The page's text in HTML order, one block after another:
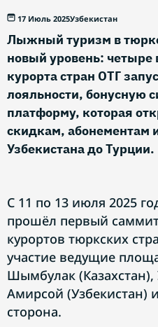
17 Июль 2025Узбекистан
Лыжный туризм в
новый уровень:
курорта стран ОТГ
лояльности, бонусную
платформу, которая
скидкам, абонементам
Узбекистана до Турции.
С 11 по 13 июля 2025
прошёл первый
курортов тюркских
участие ведущие
Шымбулак (Казахстан),
Амирсой
сторона.